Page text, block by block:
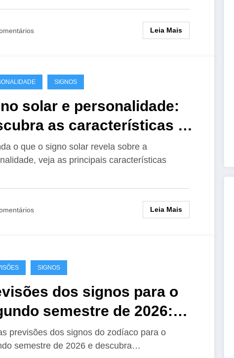
Leia Mais
SIGNOS
solar e personalidade:
as características de
signo
o que o signo solar revela sobre a
veja as principais características
Leia Mais
SIGNOS
dos signos para o
semestre de 2026:
trabalho e dinheiro
previsões dos signos do zodíaco para o
semestre de 2026 e descubra…